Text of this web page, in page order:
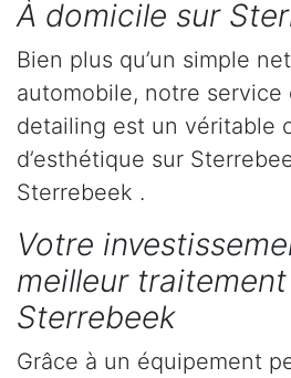
À domicile sur
Bien plus qu’un simple
automobile, notre
detailing est un véritable
d’esthétique sur
Sterrebeek .
Votre
meilleur
Sterrebeek
Grâce à un équipement